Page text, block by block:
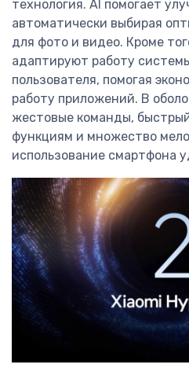
технология. AI помогает
автоматически выбирая
для фото и видео. Кроме
адаптируют работу
пользователя, помогая
работу приложений. В
жестовые команды,
функциям и множество
использование смартфона